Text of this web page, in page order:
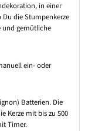
in einer
Du die Stumpenkerze
und gemütliche
ein- oder
Batterien. Die
Kerze mit bis zu 500
Timer.